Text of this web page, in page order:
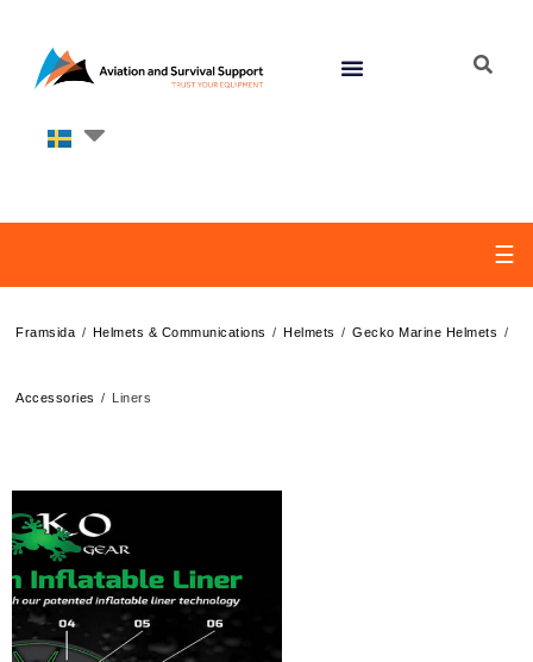
☰
Framsida / Helmets & Communications / Helmets / Gecko Marine Helmets /
Accessories / Liners